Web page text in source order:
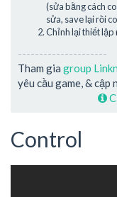
(sửa bằng cách
sửa, save lại rồi
Chỉnh lại thiết lập
---------------------
Tham gia group
yêu cầu game, &
Control